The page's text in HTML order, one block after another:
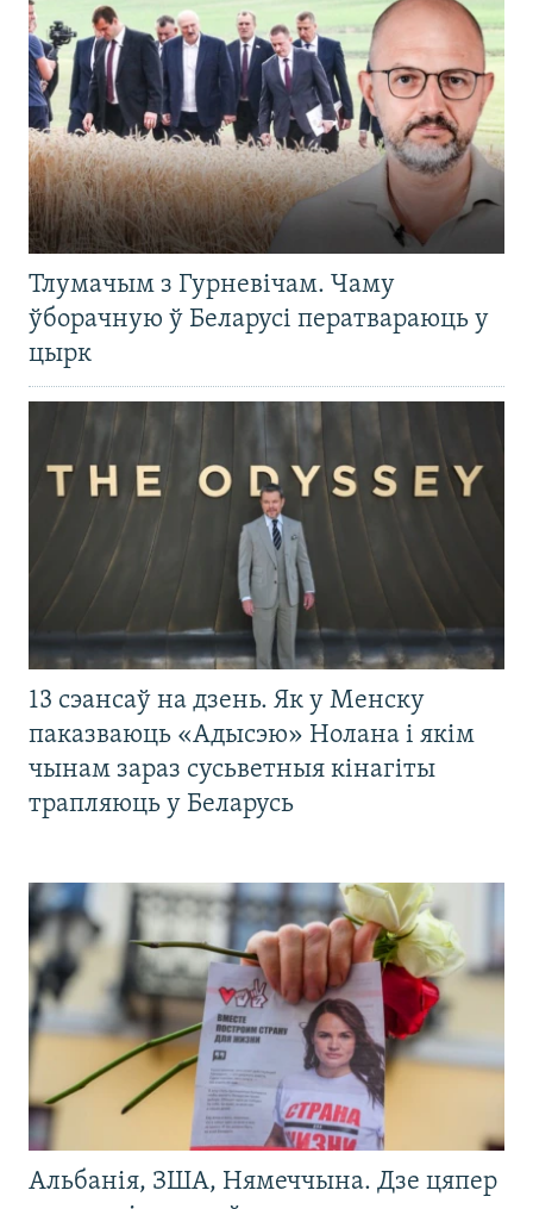
Тлумачым з Гурневічам. Чаму
ўборачную ў Беларусі ператвараюць у
цырк
13 сэансаў на дзень. Як у Менску
паказваюць «Адысэю» Нолана і якім
чынам зараз сусьветныя кінагіты
трапляюць у Беларусь
Альбанія, ЗША, Нямеччына. Дзе цяпер